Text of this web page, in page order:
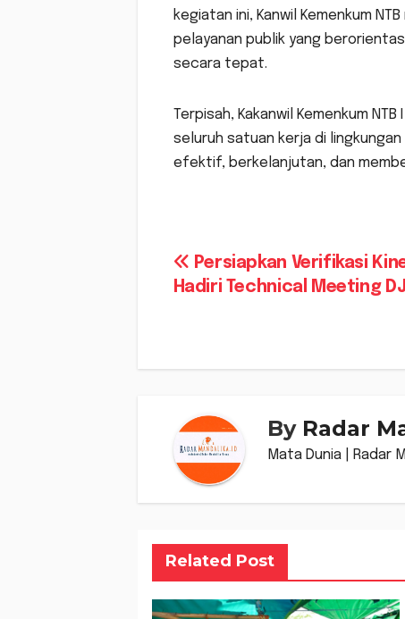
kegiatan ini, Kanwil Kemenkum
pelayanan publik yang
secara tepat.
Terpisah, Kakanwil Kemenkum
seluruh satuan kerja di lingkungan
efektif, berkelanjutan, dan
Navigasi
Persiapkan Verifikasi
Hadiri Technical Meeting
By Radar
Mata Dunia | Radar
Related Post